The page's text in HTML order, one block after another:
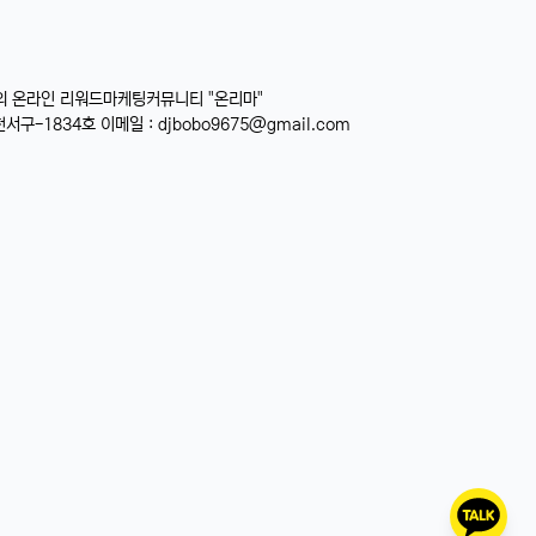
온라인 리워드마케팅커뮤니티 "온리마"
서구-1834호 이메일 : djbobo9675@gmail.com